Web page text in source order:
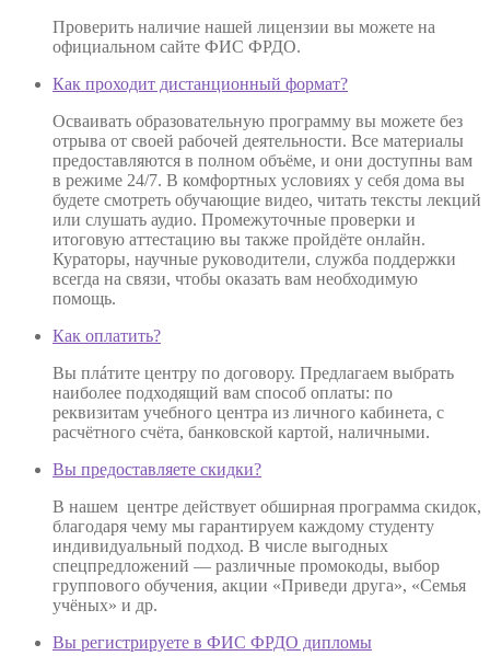
Проверить наличие нашей лицензии вы можете на
официальном сайте ФИС ФРДО.
Как проходит дистанционный формат?
Осваивать образовательную программу вы можете без
отрыва от своей рабочей деятельности. Все материалы
предоставляются в полном объёме, и они доступны вам
в режиме 24/7. В комфортных условиях у себя дома вы
будете смотреть обучающие видео, читать тексты лекций
или слушать аудио. Промежуточные проверки и
итоговую аттестацию вы также пройдёте онлайн.
Кураторы, научные руководители, служба поддержки
всегда на связи, чтобы оказать вам необходимую
помощь.
Как оплатить?
Вы плáтите центру по договору. Предлагаем выбрать
наиболее подходящий вам способ оплаты: по
реквизитам учебного центра из личного кабинета, с
расчётного счёта, банковской картой, наличными.
Вы предоставляете скидки?
В нашем центре действует обширная программа скидок,
благодаря чему мы гарантируем каждому студенту
индивидуальный подход. В числе выгодных
спецпредложений — различные промокоды, выбор
группового обучения, акции «Приведи друга», «Семья
учёных» и др.
Вы регистрируете в ФИС ФРДО дипломы